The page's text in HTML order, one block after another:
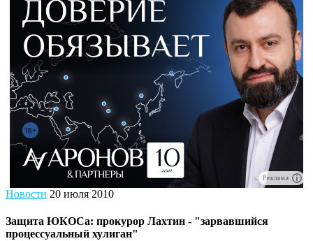
Реклама
Новости 20 июля 2010
Защита ЮКОСа: прокурор Лахтин - "зарвавшийся
процессуальный хулиган"